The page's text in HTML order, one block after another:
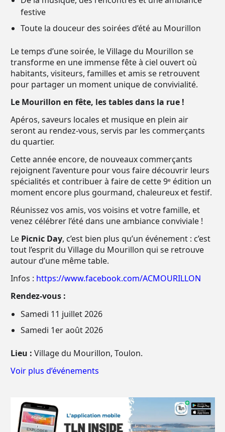
festive
Toute la douceur des soirées d’été au Mourillon
Le temps d’une soirée, le Village du Mourillon se
transforme en une immense fête à ciel ouvert où
habitants, visiteurs, familles et amis se retrouvent
pour partager un moment unique de convivialité.
Le Mourillon en fête, les tables dans la rue !
Apéros, saveurs locales et musique en plein air
seront au rendez-vous, servis par les commerçants
du quartier.
Cette année encore, de nouveaux commerçants
rejoignent l’aventure pour vous faire découvrir leurs
spécialités et contribuer à faire de cette 9ᵉ édition un
moment encore plus gourmand, chaleureux et festif.
Réunissez vos amis, vos voisins et votre famille, et
venez célébrer l’été dans une ambiance conviviale !
Le Picnic Day, c’est bien plus qu’un événement : c’est
tout l’esprit du Village du Mourillon qui se retrouve
autour d’une même table.
Infos : https://www.facebook.com/ACMOURILLON
Rendez-vous :
Samedi 11 juillet 2026
Samedi 1er août 2026
Lieu : Village du Mourillon, Toulon.
Voir plus d’événements